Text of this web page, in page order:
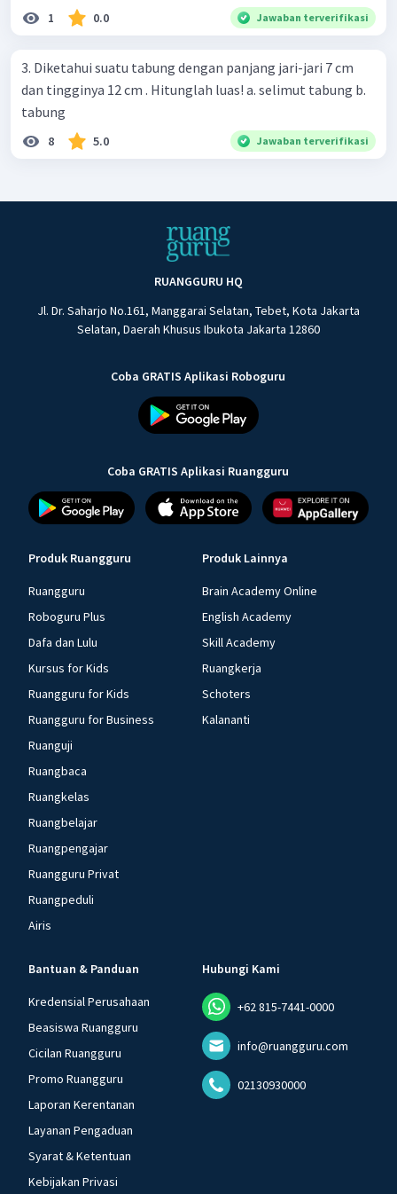
1 0.0 Jawaban terverifikasi
3. Diketahui suatu tabung dengan panjang jari-jari 7 cm
dan tingginya 12 cm . Hitunglah luas! a. selimut tabung b.
tabung
8 5.0 Jawaban terverifikasi
RUANGGURU HQ
Jl. Dr. Saharjo No.161, Manggarai Selatan, Tebet, Kota Jakarta
Selatan, Daerah Khusus Ibukota Jakarta 12860
Coba GRATIS Aplikasi Roboguru
Coba GRATIS Aplikasi Ruangguru
Produk Ruangguru
Ruangguru
Roboguru Plus
Dafa dan Lulu
Kursus for Kids
Ruangguru for Kids
Ruangguru for Business
Ruanguji
Ruangbaca
Ruangkelas
Ruangbelajar
Ruangpengajar
Ruangguru Privat
Ruangpeduli
Airis
Produk Lainnya
Brain Academy Online
English Academy
Skill Academy
Ruangkerja
Schoters
Kalananti
Bantuan & Panduan
Kredensial Perusahaan
Beasiswa Ruangguru
Cicilan Ruangguru
Promo Ruangguru
Laporan Kerentanan
Layanan Pengaduan
Syarat & Ketentuan
Kebijakan Privasi
Hubungi Kami
+62 815-7441-0000
info@ruangguru.com
02130930000